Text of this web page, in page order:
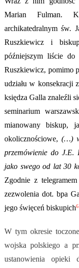
Marian Fulman.
archikatedralnym św.
Ruszkiewicz i
późniejszym liście do
Ruszkiewicz, pomimo
udziału w konsekracji
księdza Galla znaleźli
seminarium
mianowany biskup,
okolicznościowe, (…)
przemówienie do J.E.
jako swego od lat 30
Zgodnie z
zezwolenia dot. bpa
jego święceń biskupich6
W tym okresie
wojska polskiego a
ustanowienia opieki